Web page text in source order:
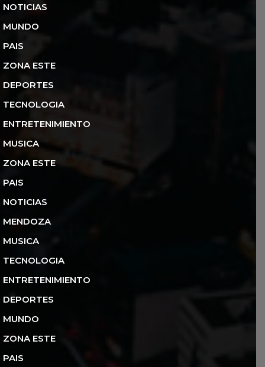
NOTICIAS
MUNDO
PAIS
ZONA ESTE
DEPORTES
TECNOLOGIA
ENTRETENIMIENTO
MUSICA
ZONA ESTE
PAIS
NOTICIAS
MENDOZA
MUSICA
TECNOLOGIA
ENTRETENIMIENTO
DEPORTES
MUNDO
ZONA ESTE
PAIS